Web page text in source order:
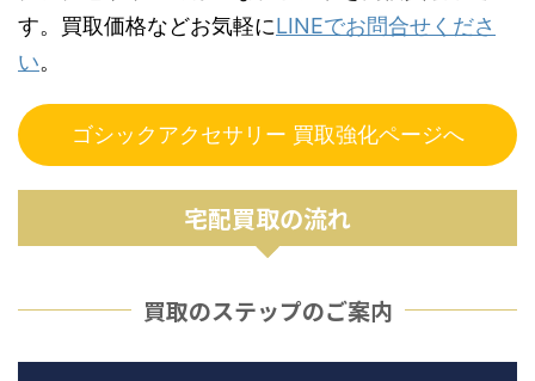
す。買取価格などお気軽にLINEでお問合せくださ
い。
ゴシックアクセサリー 買取強化ページへ
宅配買取の流れ
買取のステップのご案内